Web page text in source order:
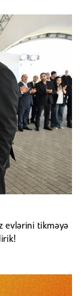
evlərini tikməyə